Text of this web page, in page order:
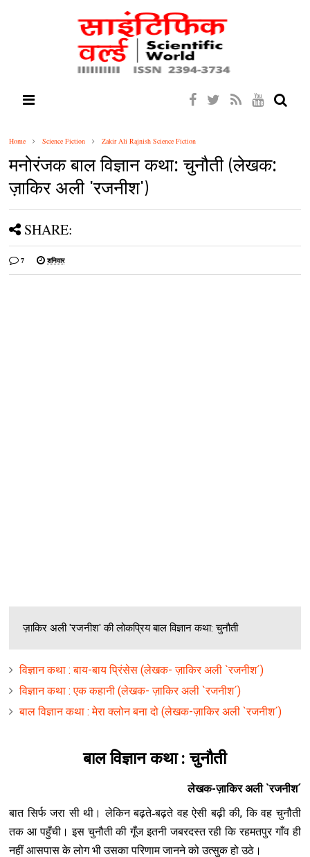
Home Science Fiction Zakir Ali Rajnish Science Fiction
मनोरंजक बाल विज्ञान कथा: चुनौती (लेखक:
ज़ाकिर अली 'रजनीश')
SHARE:
7 शनिवार
ज़ाकिर अली 'रजनीश' की लोकप्रिय बाल विज्ञान कथा: चुनौती
विज्ञान कथा : बाय-बाय प्रिंसेस (लेखक- ज़ाकिर अली `रजनीश´)
विज्ञान कथा : एक कहानी (लेखक- ज़ाकिर अली `रजनीश´)
बाल विज्ञान कथा : मेरा क्लोन बना दो (लेखक-ज़ाकिर अली `रजनीश´)
बाल विज्ञान कथा : चुनौती
लेखक-ज़ाकिर अली `रजनीश´
बात सिर्फ जरा सी थी। लेकिन बढ़ते-बढ़ते वह ऐसी बढ़ी की,कि वह चुनौती
तक आ पहुँची। इस चुनौती की गूँज इतनी जबरदस्त रही कि रहमतपुर गाँव ही
नहीं आसपास के लोग भी उसका परिणाम जानने को उत्सुक हो उठे।